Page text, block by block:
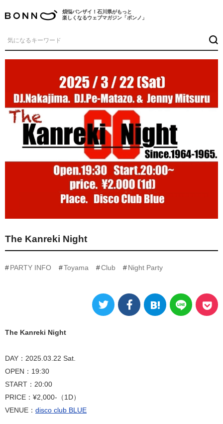
煩悩バンザイ！石川県がもっと
楽しくなるウェブマガジン「ボンノ」
The Kanreki Night
PARTY INFO Toyama Club Night Party
The Kanreki Night
DAY：2025.03.22 Sat.
OPEN：19:30
START：20:00
PRICE：¥2,000-（1D）
VENUE： disco club BLUE